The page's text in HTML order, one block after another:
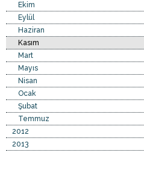
Ekim
Eylül
Haziran
Kasım
Mart
Mayıs
Nisan
Ocak
Şubat
Temmuz
2012
2013